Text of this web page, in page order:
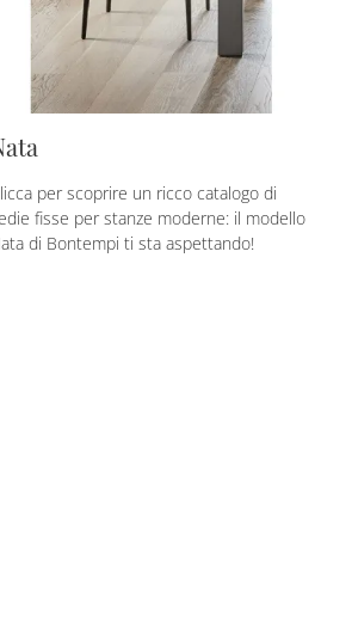
per scoprire un ricco catalogo di
fisse per stanze moderne: il modello
di Bontempi ti sta aspettando!